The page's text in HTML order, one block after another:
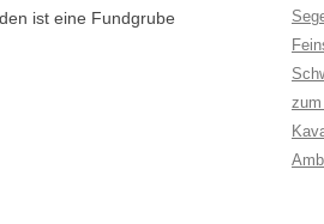
ist eine Fundgrube